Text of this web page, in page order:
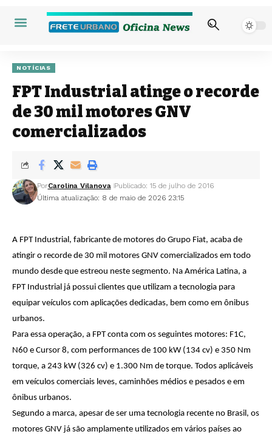
NOTÍCIAS
FPT Industrial atinge o recorde
de 30 mil motores GNV
comercializados
Última atualização: 8 de maio de 2026 23:15
PorCarolina Vilanova Publicado: 15 de julho de 2016
A FPT Industrial, fabricante de motores do Grupo Fiat, acaba de
atingir o recorde de 30 mil motores GNV comercializados em todo
mundo desde que estreou neste segmento. Na América Latina, a
FPT Industrial já possui clientes que utilizam a tecnologia para
equipar veículos com aplicações dedicadas, bem como em ônibus
urbanos.
Para essa operação, a FPT conta com os seguintes motores: F1C,
N60 e Cursor 8, com performances de 100 kW (134 cv) e 350 Nm
torque, a 243 kW (326 cv) e 1.300 Nm de torque. Todos aplicáveis
em veículos comerciais leves, caminhões médios e pesados e em
ônibus urbanos.
Segundo a marca, apesar de ser uma tecnologia recente no Brasil, os
motores GNV já são amplamente utilizados em vários países ao